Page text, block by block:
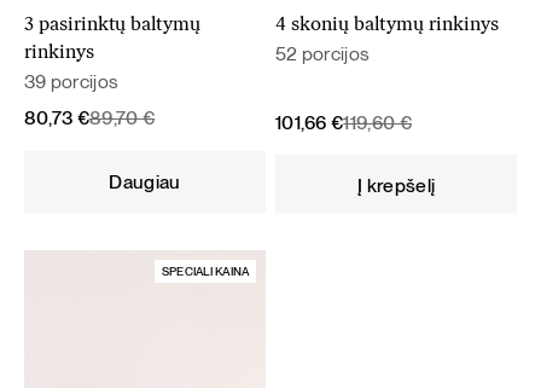
3 pasirinktų baltymų
rinkinys
39 porcijos
89,70€
Original
80,73 €
Current
Daugiau
4 skonių baltymų rinkinys
52 porcijos
119,60€
Original
101,66€
Current
Į krepšelį
SPECIALI KAINA